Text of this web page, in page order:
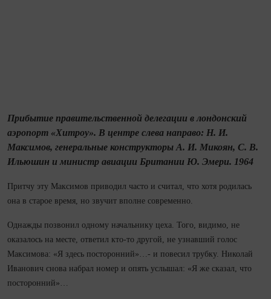
Прибытие правительственной делегации в лондонский
аэропорт «Хитроу». В центре слева направо: Н. И.
Максимов, генеральные конструкторы А. И. Микоян, С. В.
Ильюшин и министр авиации Британии Ю. Эмери. 1964
Притчу эту Максимов приводил часто и считал, что хотя родилась
она в старое время, но звучит вполне современно.
Однажды позвонил одному начальнику цеха. Того, видимо, не
оказалось на месте, ответил кто‑то другой, не узнавший голос
Максимова: «Я здесь посторонний»…- и повесил трубку. Николай
Иванович снова набрал номер и опять услы­шал: «Я же сказал, что
посторонний»…